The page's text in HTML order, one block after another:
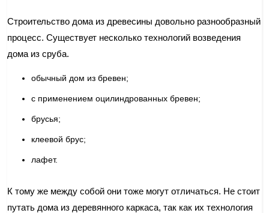
Строительство дома из древесины довольно разнообразный
процесс. Существует несколько технологий возведения
дома из сруба.
обычный дом из бревен;
с применением оцилиндрованных бревен;
брусья;
клеевой брус;
лафет.
К тому же между собой они тоже могут отличаться. Не стоит
путать дома из деревянного каркаса, так как их технология